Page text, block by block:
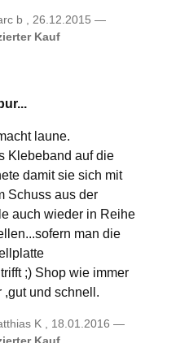
b , 26.12.2015
Kauf
laune.
Klebeband auf die
damit sie sich mit
Schuss aus der
auch wieder in Reihe
man die
;) Shop wie immer
,gut und schnell.
K , 18.01.2016